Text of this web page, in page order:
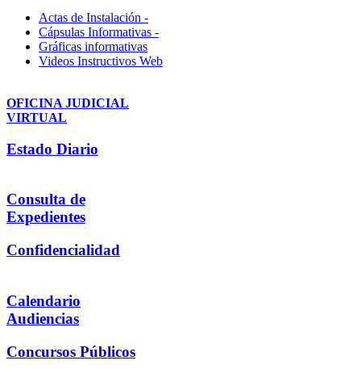
Actas de Instalación -
Cápsulas Informativas -
Gráficas informativas
Videos Instructivos Web
OFICINA JUDICIAL
VIRTUAL
Estado Diario
Consulta de
Expedientes
Confidencialidad
Calendario
Audiencias
Concursos Públicos